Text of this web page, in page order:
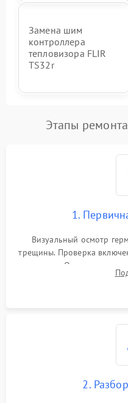
Замена шим
контроллера
тепловизора FLIR
TS32r
Этапы
1.
Визуальный осмотр
трещины. Проверка
зарядки. Оценка вывода
проверка базовых
2.